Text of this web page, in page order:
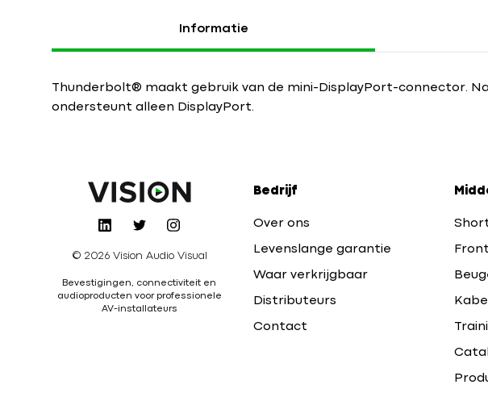
Informatie
Thunderbolt® maakt gebruik van de mini-DisplayPort-connector.
ondersteunt alleen DisplayPort.
© 2026 Vision Audio Visual
Bevestigingen, connectiviteit en
audioproducten voor professionele
AV-installateurs
Bedrijf
Over ons
Levenslange garantie
Waar verkrijgbaar
Distributeurs
Contact